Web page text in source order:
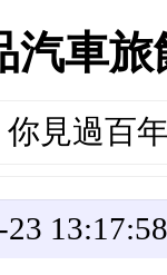
汽車
你見過百
13:17:58